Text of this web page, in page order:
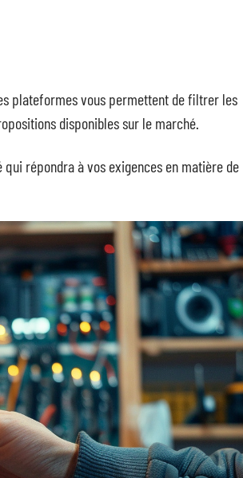
plateformes vous permettent de filtrer les
disponibles sur le marché.
répondra à vos exigences en matière de